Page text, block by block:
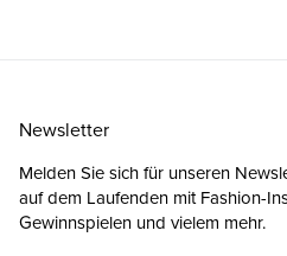
Newsletter
Melden Sie sich für unseren
auf dem Laufenden mit Fashion-
Gewinnspielen und vielem mehr.